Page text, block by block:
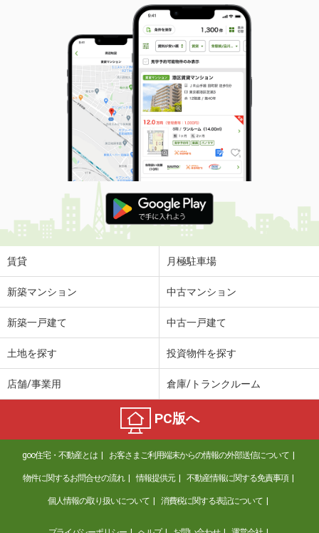
愛媛県松山市緑町２丁目
32.39m²
間取り
1K
愛媛県伊予市尾崎
価 格
3.70万円
住 所
愛媛県伊予市尾崎
専有面積 22.7m²
間取り
1K
愛媛県松山市道後町１丁目
価 格
7.80万円
住 所
愛媛県松山市道後町１丁目
専有面積
愛媛県東温市志津川
3.10万円
愛媛県東温市志津川
7.10万円
住 所
愛媛県東温市志津川
専有面積 70.39m²
間取り
2LDK
愛媛県松山市生石町
賃貸 月極駐車場
新築マンション 中古マンション
新築一戸建て 中古一戸建て
土地を探す 投資物件を探す
店舗/事業用 倉庫/トランクルーム
PC版へ
goo住宅・不動産とは お客さまご利用端末からの情報の外部送信について
物件に関するお問合せの流れ 情報提供元 不動産情報に関する免責事項
個人情報の取り扱いについて 消費税に関する表記について